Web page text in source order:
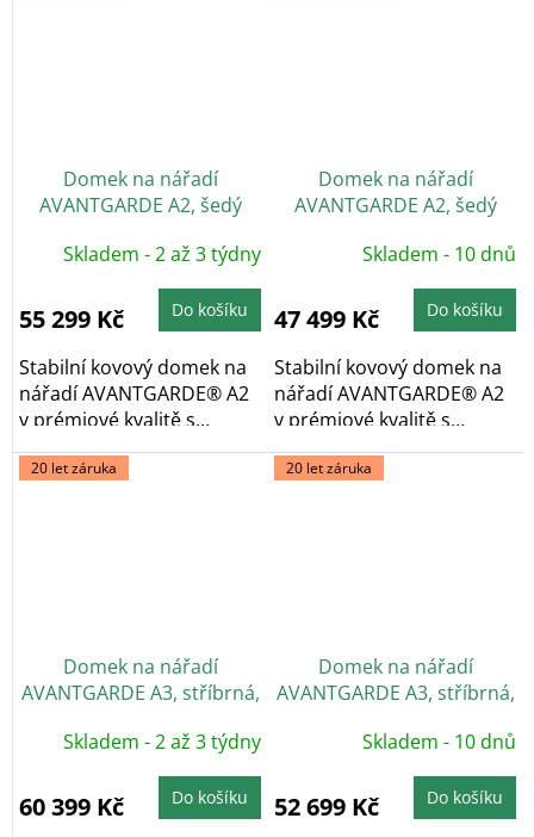
Domek na nářadí
AVANTGARDE A2, šedý
Skladem - 2 až 3 týdny
55 299 Kč Do košíku
Stabilní kovový domek na
nářadí AVANTGARDE® A2
v prémiové kvalitě s
pultovou...
Domek na nářadí
AVANTGARDE A2, šedý
Skladem - 10 dnů
47 499 Kč Do košíku
Stabilní kovový domek na
nářadí AVANTGARDE® A2
v prémiové kvalitě s
pultovou...
20 let záruka
Domek na nářadí
AVANTGARDE A3, stříbrná,
Skladem - 2 až 3 týdny
60 399 Kč Do košíku
20 let záruka
Domek na nářadí
AVANTGARDE A3, stříbrná,
Skladem - 10 dnů
52 699 Kč Do košíku